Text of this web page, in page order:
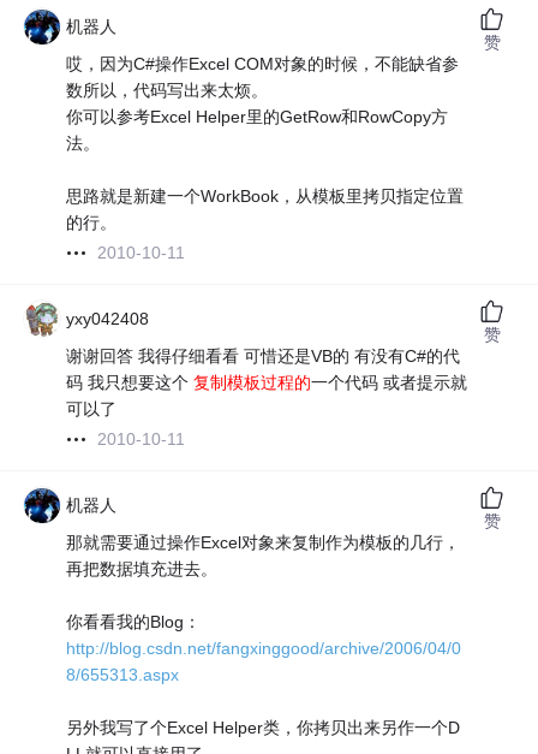
机器人
哎，因为C#操作Excel COM对象的时候，不能缺省参
数所以，代码写出来太烦。
你可以参考Excel Helper里的GetRow和RowCopy方
法。
思路就是新建一个WorkBook，从模板里拷贝指定位置
的行。
2010-10-11
赞
yxy042408
谢谢回答 我得仔细看看 可惜还是VB的 有没有C#的代
码 我只想要这个复制模板过程的一个代码 或者提示就
可以了
2010-10-11
赞
机器人
那就需要通过操作Excel对象来复制作为模板的几行，
再把数据填充进去。
你看看我的Blog：
http://blog.csdn.net/fangxinggood/archive/2006/04/0
8/655313.aspx
另外我写了个Excel Helper类，你拷贝出来另作一个D
赞